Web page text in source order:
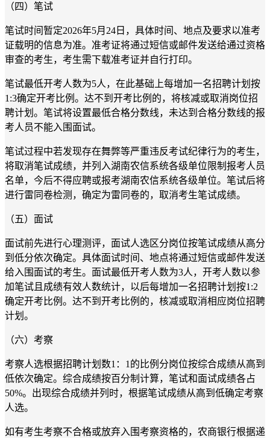
（四）笔试
笔试时间暂定2026年5月24日，具体时间、地点及要求以准考
证载明的信息为准。准考证将通过短信或邮件发送给通过资格
审查的考生，考生需下载准考证并自行打印。
笔试最低开考人数为5人，在此基础上每增加一名招聘计划按
1:3确定开考比例。达不到开考比例的，将核减或取消岗位招
聘计划。笔试将设置最低合格分数线，未达到合格分数线的报
考人员不能入围面试。
笔试过程中若发现存在舞弊等严重违反考试纪律行为的考生，
将取消笔试成绩，并列入湖南农信系统各级单位限制报考人员
名单，今后不得应聘或报考湖南农信系统各级单位。笔试后将
进行雷同卷检测，确定为雷同卷的，取消考生笔试成绩。
（五）面试
面试前先进行心理测评，面试人选区分岗位按笔试成绩从高分
到低分依次确定。具体面试时间、地点将通过短信或邮件发送
给入围面试的考生。面试最低开考人数为3人，开考人数以参
加笔试且成绩有效人数统计，以后每增加一名招聘计划按1:2
确定开考比例。达不到开考比例的，核减或取消相应岗位招聘
计划。
（六）考察
考察人选根据招聘计划数1：1的比例分岗位按综合成绩从高到
低依次确定。综合成绩按百分制计算，笔试和面试成绩各占
50%。出现综合成绩并列时，根据笔试成绩从高到低确定考察
人选。
如有考生考察不合格或放弃入围考察资格的，农商银行根据递